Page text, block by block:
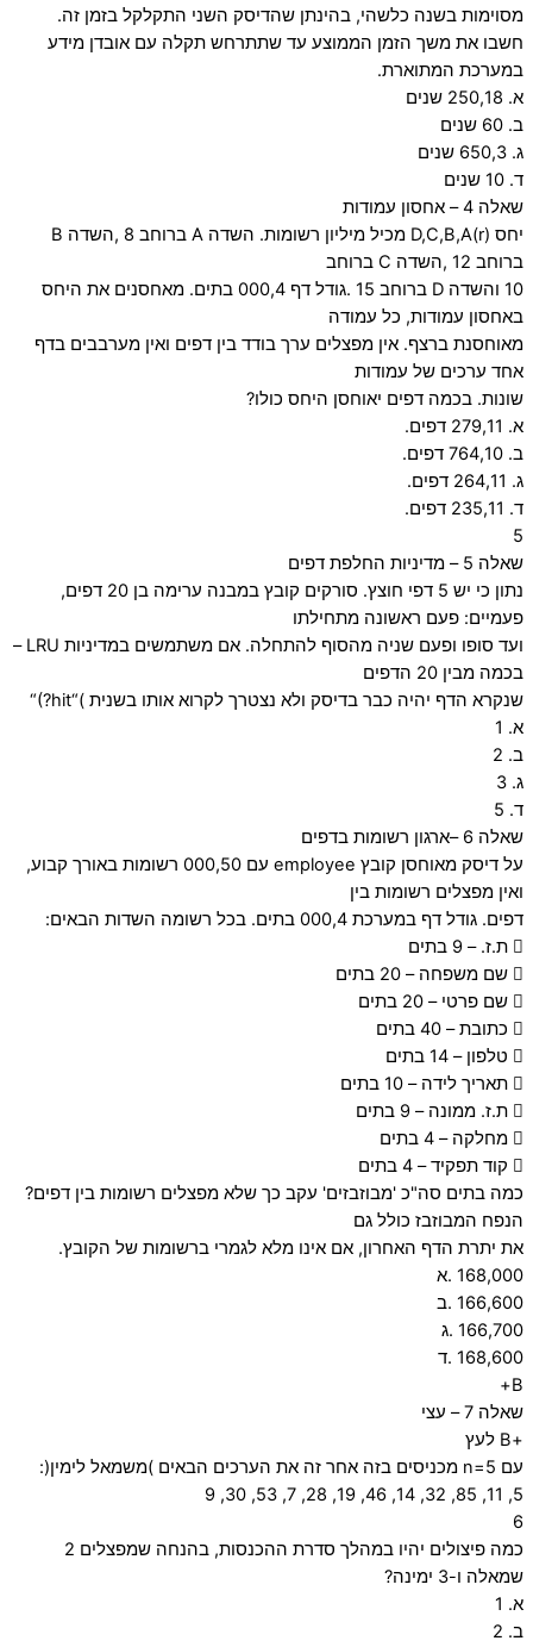
מסוימות בשנה כלשהי, בהינתן שהדיסק השני התקלקל בזמן זה.
חשבו את משך הזמן הממוצע עד שתתרחש תקלה עם אובדן מידע
במערכת המתוארת.
א. 250,18 שנים
ב. 60 שנים
ג. 650,3 שנים
ד. 10 שנים
שאלה 4 – אחסון עמודות
יחס (D,C,B,A(r מכיל מיליון רשומות. השדה A ברוחב 8 ,השדה B
ברוחב 12 ,השדה C ברוחב
10 והשדה D ברוחב 15 .גודל דף 000,4 בתים. מאחסנים את היחס
באחסון עמודות, כל עמודה
מאוחסנת ברצף. אין מפצלים ערך בודד בין דפים ואין מערבבים בדף
אחד ערכים של עמודות
שונות. בכמה דפים יאוחסן היחס כולו?
א. 279,11 דפים.
ב. 764,10 דפים.
ג. 264,11 דפים.
ד. 235,11 דפים.
5
שאלה 5 – מדיניות החלפת דפים
נתון כי יש 5 דפי חוצץ. סורקים קובץ במבנה ערימה בן 20 דפים,
פעמיים: פעם ראשונה מתחילתו
ועד סופו ופעם שניה מהסוף להתחלה. אם משתמשים במדיניות LRU –
בכמה מבין 20 הדפים
שנקרא הדף יהיה כבר בדיסק ולא נצטרך לקרוא אותו בשנית )“hit?)“
א. 1
ב. 2
ג. 3
ד. 5
שאלה 6 –ארגון רשומות בדפים
על דיסק מאוחסן קובץ employee עם 000,50 רשומות באורך קבוע,
ואין מפצלים רשומות בין
דפים. גודל דף במערכת 000,4 בתים. בכל רשומה השדות הבאים:
 ת.ז. – 9 בתים
 שם משפחה – 20 בתים
 שם פרטי – 20 בתים
 כתובת – 40 בתים
 טלפון – 14 בתים
 תאריך לידה – 10 בתים
 ת.ז. ממונה – 9 בתים
 מחלקה – 4 בתים
 קוד תפקיד – 4 בתים
כמה בתים סה"כ 'מבוזבזים' עקב כך שלא מפצלים רשומות בין דפים?
הנפח המבוזבז כולל גם
את יתרת הדף האחרון, אם אינו מלא לגמרי ברשומות של הקובץ.
168,000 .א
166,600 .ב
166,700 .ג
168,600 .ד
B+
שאלה 7 – עצי
+B לעץ
עם 5=n מכניסים בזה אחר זה את הערכים הבאים )משמאל לימין(:
5, 11, 85, 32, 14, 46, 19, 28, 7, 53, 30, 9
6
כמה פיצולים יהיו במהלך סדרת ההכנסות, בהנחה שמפצלים 2
שמאלה ו-3 ימינה?
א. 1
ב. 2